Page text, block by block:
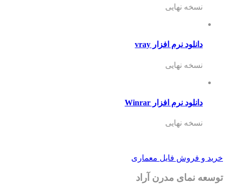
نسخه نهایی
دانلود نرم افزار vray
نسخه نهایی
دانلود نرم افزار Winrar
نسخه نهایی
خرید و فروش فایل معماری
توسعه نمای مدرن آراد